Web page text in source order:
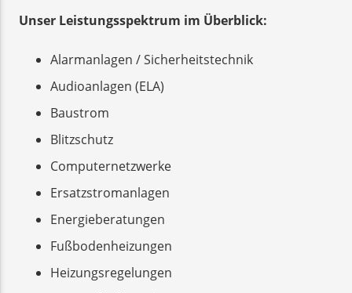
Unser Leistungsspektrum im Überblick:
Alarmanlagen / Sicherheitstechnik
Audioanlagen (ELA)
Baustrom
Blitzschutz
Computernetzwerke
Ersatzstromanlagen
Energieberatungen
Fußbodenheizungen
Heizungsregelungen